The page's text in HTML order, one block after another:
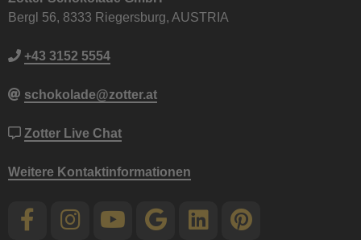
Bergl 56, 8333 Riegersburg, AUSTRIA
+43 3152 5554
schokolade@zotter.at
Zotter Live Chat
Weitere Kontaktinformationen